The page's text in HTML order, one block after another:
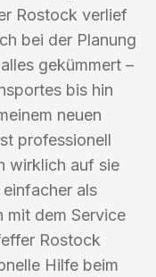
Rostock verlief
bei der Planung
gekümmert –
bis hin
neuen
professionell
wirklich auf sie
als
mit dem Service
Rostock
Hilfe beim